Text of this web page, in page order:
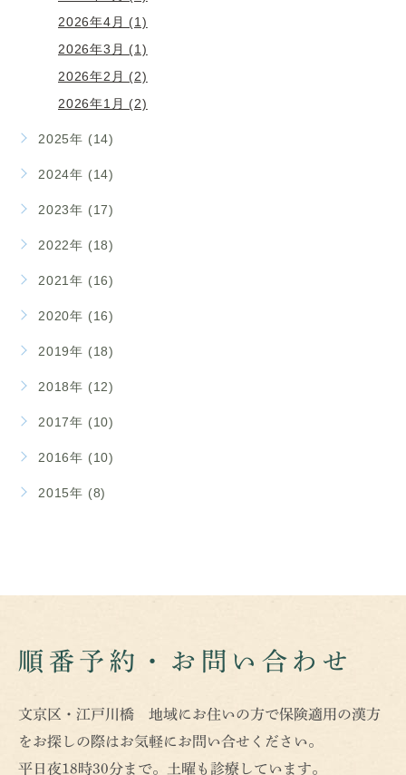
2026年4月 (1)
2026年3月 (1)
2026年2月 (2)
2026年1月 (2)
2025年 (14)
2024年 (14)
2023年 (17)
2022年 (18)
2021年 (16)
2020年 (16)
2019年 (18)
2018年 (12)
2017年 (10)
2016年 (10)
2015年 (8)
順番予約・お問い合わせ
文京区・江戸川橋 地域にお住いの方で保険適用の漢方
をお探しの際はお気軽にお問い合せください。
平日夜18時30分まで。土曜も診療しています。